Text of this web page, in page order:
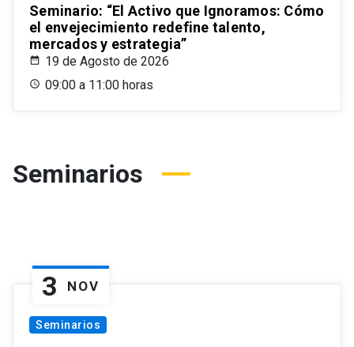
Seminario: “El Activo que Ignoramos: Cómo
el envejecimiento redefine talento,
mercados y estrategia”
19 de Agosto de 2026
09:00 a 11:00 horas
Seminarios
3 NOV
Seminarios